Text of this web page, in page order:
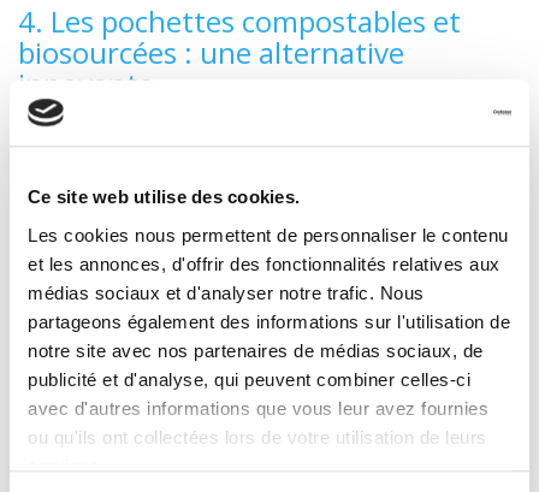
Ce site web utilise des cookies.
Les cookies nous permettent de personnaliser le contenu
et les annonces, d'offrir des fonctionnalités relatives aux
médias sociaux et d'analyser notre trafic. Nous
partageons également des informations sur l'utilisation de
notre site avec nos partenaires de médias sociaux, de
publicité et d'analyse, qui peuvent combiner celles-ci
avec d'autres informations que vous leur avez fournies
ou qu'ils ont collectées lors de votre utilisation de leurs
4. Les pochettes compostables et
biosourcées : une alternative
innovante
Qu’est-ce qu’un emballage biosourcé
?
Les emballages biosourcés offrent unesolution éco-
responsablepour l’expédition de colis. Ils sont en effet
fabriqués à partir de matières végétales comme l’amidon de
maïs ou la canne à sucre. Ces emballages permettent ainsi de
réduire l'utilisation de matières premières non renouvelables.
Les pochettes compostables :
comment ça marche ?